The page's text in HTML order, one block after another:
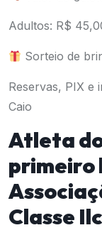
Adultos: R$
Sorteio de
Reservas, PIX e
Caio
Atleta
primeiro
Classe